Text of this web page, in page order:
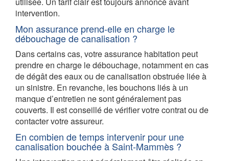
intervention.
Mon assurance prend-elle en charge le
débouchage de canalisation ?
Dans certains cas, votre assurance habitation peut
prendre en charge le débouchage, notamment en cas
de dégât des eaux ou de canalisation obstruée liée à
un sinistre. En revanche, les bouchons liés à un
manque d’entretien ne sont généralement pas
couverts. Il est conseillé de vérifier votre contrat ou de
contacter votre assureur.
En combien de temps intervenir pour une
canalisation bouchée à Saint-Mammès ?